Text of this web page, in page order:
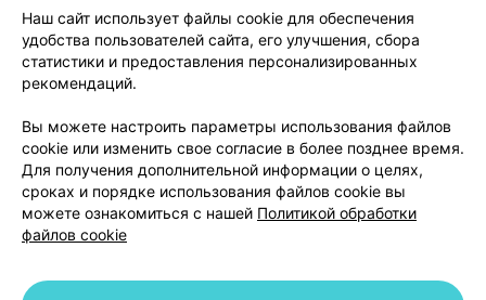
О проекте
Новости проекта
Размещение рекламы
Медицинский маркетинг
Публичный договор
Доставка
Способы оплаты
Вакансии
Партнеры
Написать руководителю 103.by
Написать в поддержку
Персональные настройки Cookie
Наш сайт использует файлы cookie для обеспечения
удобства пользователей сайта, его улучшения, сбора
статистики и предоставления персонализированных
рекомендаций.
Вы можете настроить параметры использования файлов
cookie или изменить свое согласие в более позднее время.
Для получения дополнительной информации о целях,
сроках и порядке использования файлов cookie вы
можете ознакомиться с нашей Политикой обработки
файлов cookie